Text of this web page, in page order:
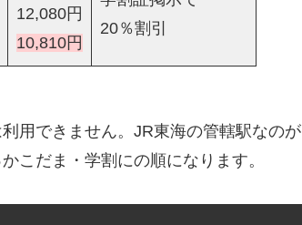
12,080円
10,810円
20％割引
用できません。JR東海の管轄駅なのが
こだま・学割にの順になります。